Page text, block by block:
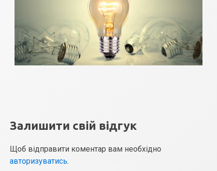
Залишити свій відгук
Щоб відправити коментар вам необхідно
авторизуватись.